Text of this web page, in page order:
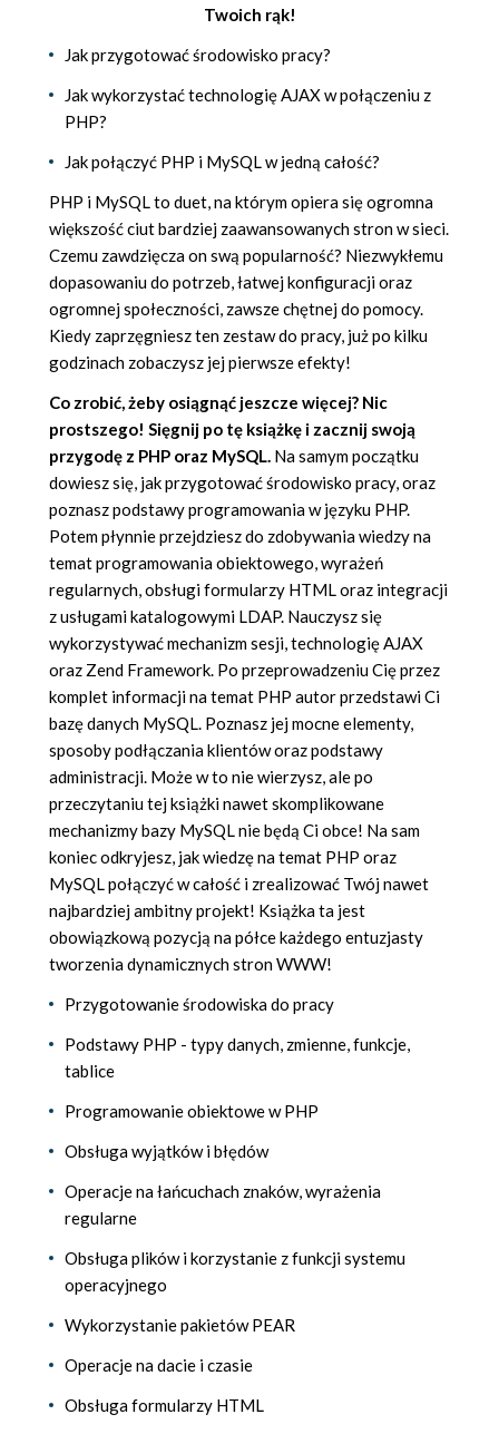
Twoich rąk!
Jak przygotować środowisko pracy?
Jak wykorzystać technologię AJAX w połączeniu z
PHP?
Jak połączyć PHP i MySQL w jedną całość?
PHP i MySQL to duet, na którym opiera się ogromna
większość ciut bardziej zaawansowanych stron w sieci.
Czemu zawdzięcza on swą popularność? Niezwykłemu
dopasowaniu do potrzeb, łatwej konfiguracji oraz
ogromnej społeczności, zawsze chętnej do pomocy.
Kiedy zaprzęgniesz ten zestaw do pracy, już po kilku
godzinach zobaczysz jej pierwsze efekty!
Co zrobić, żeby osiągnąć jeszcze więcej? Nic
prostszego! Sięgnij po tę książkę i zacznij swoją
przygodę z PHP oraz MySQL. Na samym początku
dowiesz się, jak przygotować środowisko pracy, oraz
poznasz podstawy programowania w języku PHP.
Potem płynnie przejdziesz do zdobywania wiedzy na
temat programowania obiektowego, wyrażeń
regularnych, obsługi formularzy HTML oraz integracji
z usługami katalogowymi LDAP. Nauczysz się
wykorzystywać mechanizm sesji, technologię AJAX
oraz Zend Framework. Po przeprowadzeniu Cię przez
komplet informacji na temat PHP autor przedstawi Ci
bazę danych MySQL. Poznasz jej mocne elementy,
sposoby podłączania klientów oraz podstawy
administracji. Może w to nie wierzysz, ale po
przeczytaniu tej książki nawet skomplikowane
mechanizmy bazy MySQL nie będą Ci obce! Na sam
koniec odkryjesz, jak wiedzę na temat PHP oraz
MySQL połączyć w całość i zrealizować Twój nawet
najbardziej ambitny projekt! Książka ta jest
obowiązkową pozycją na półce każdego entuzjasty
tworzenia dynamicznych stron WWW!
Przygotowanie środowiska do pracy
Podstawy PHP - typy danych, zmienne, funkcje,
tablice
Programowanie obiektowe w PHP
Obsługa wyjątków i błędów
Operacje na łańcuchach znaków, wyrażenia
regularne
Obsługa plików i korzystanie z funkcji systemu
operacyjnego
Wykorzystanie pakietów PEAR
Operacje na dacie i czasie
Obsługa formularzy HTML